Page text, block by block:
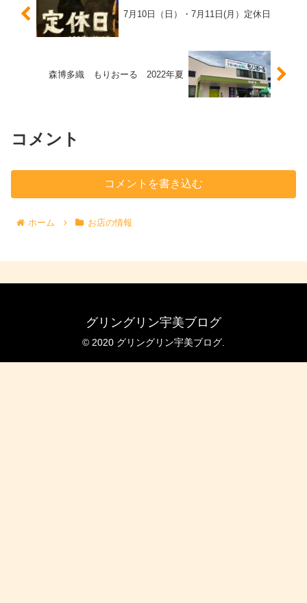
7月10日（日）・7月11日(月）定休日
森博多織 もりおーる 2022年夏
コメント
コメントを書き込む
ホーム お店の情報
グリングリン宇美ブログ
© 2020 グリングリン宇美ブログ.